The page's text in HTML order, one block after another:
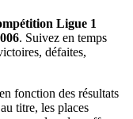
Ligue 1
. Suivez en temps
défaites,
fonction des résultats
titre, les places